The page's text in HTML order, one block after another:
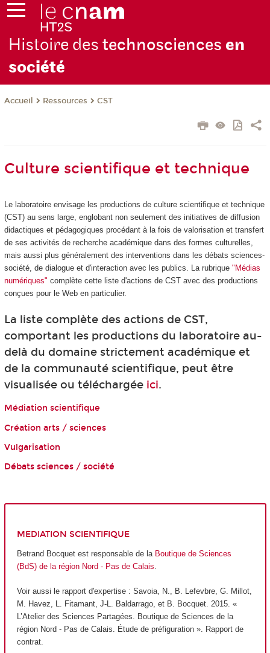
Histoire des technosciences en
société
Accueil Ressources CST
Culture scientifique et technique
Le laboratoire envisage les productions de culture scientifique et technique
(CST) au sens large, englobant non seulement des initiatives de diffusion
didactiques et pédagogiques procédant à la fois de valorisation et transfert
de ses activités de recherche académique dans des formes culturelles,
mais aussi plus généralement des interventions dans les débats sciences-
société, de dialogue et d'interaction avec les publics. La rubrique "Médias
numériques" complète cette liste d'actions de CST avec des productions
conçues pour le Web en particulier.
La liste complète des actions de CST,
comportant les productions du laboratoire au-
delà du domaine strictement académique et
de la communauté scientifique, peut être
visualisée ou téléchargée ici.
Médiation scientifique
Création arts / sciences
Vulgarisation
Débats sciences / société
MEDIATION SCIENTIFIQUE
Betrand Bocquet est responsable de la Boutique de Sciences
(BdS) de la région Nord - Pas de Calais.
Voir aussi le rapport d'expertise : Savoia, N., B. Lefevbre, G. Millot,
M. Havez, L. Fitamant, J-L. Baldarrago, et B. Bocquet. 2015. «
L’Atelier des Sciences Partagées. Boutique de Sciences de la
région Nord - Pas de Calais. Étude de préfiguration ». Rapport de
contrat.